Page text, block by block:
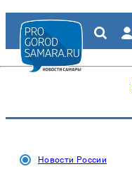
Новости России